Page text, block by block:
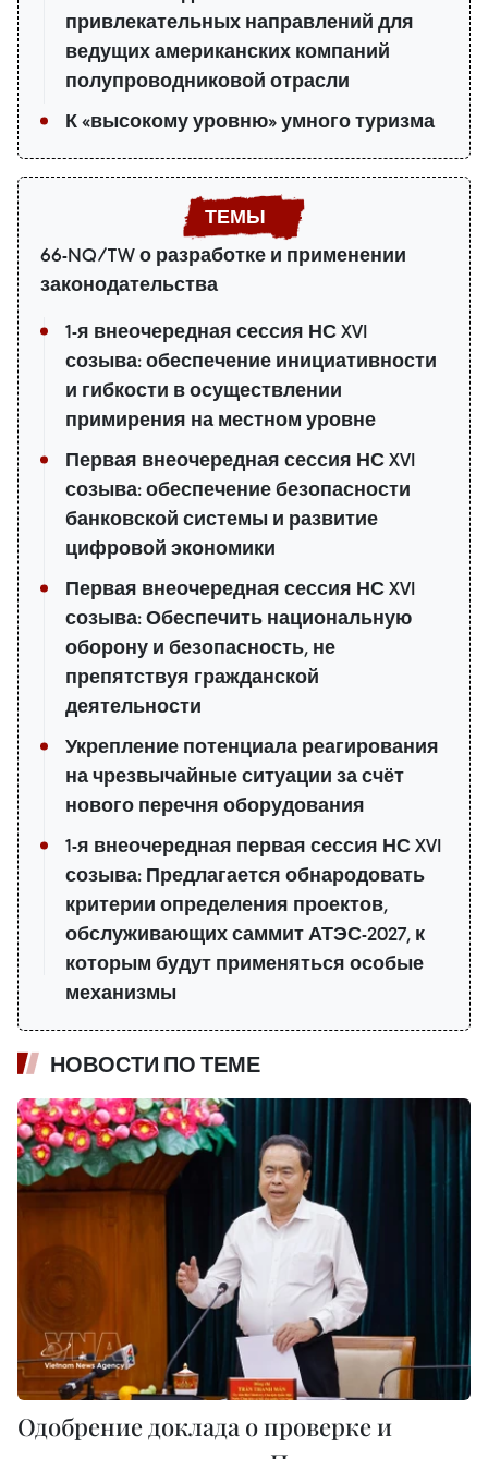
привлекательных направлений для
ведущих американских компаний
полупроводниковой отрасли
К «высокому уровню» умного туризма
66-NQ/TW о разработке и применении
законодательства
1-я внеочередная сессия НС XVI
созыва: обеспечение инициативности
и гибкости в осуществлении
примирения на местном уровне
Первая внеочередная сессия НС XVI
созыва: обеспечение безопасности
банковской системы и развитие
цифровой экономики
Первая внеочередная сессия НС XVI
созыва: Обеспечить национальную
оборону и безопасность, не
препятствуя гражданской
деятельности
Укрепление потенциала реагирования
на чрезвычайные ситуации за счёт
нового перечня оборудования
1-я внеочередная первая сессия НС XVI
созыва: Предлагается обнародовать
критерии определения проектов,
обслуживающих саммит АТЭС-2027, к
которым будут применяться особые
механизмы
НОВОСТИ ПО ТЕМЕ
Одобрение доклада о проверке и